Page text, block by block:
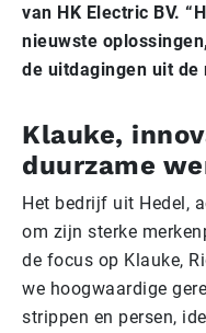
van HK Electric BV.
nieuwste
de uitdagingen uit de
Klauke,
duurzame
Het bedrijf uit Hedel,
om zijn sterke
de focus op Klauke,
we hoogwaardige
strippen en persen,